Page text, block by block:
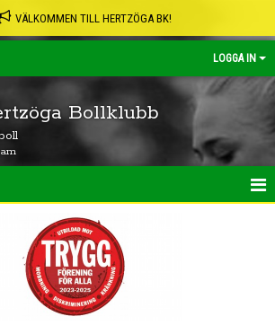
VÄLKOMMEN TILL HERTZÖGA BK!
LOGGA IN
Bollklubb